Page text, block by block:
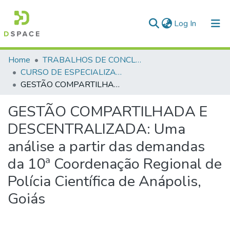
Log In (current)
Communities & Collections
All of DSpace
Home
TRABALHOS DE CONCLUSÃO DE CURSO - CAESP (CURSO DE ESPECIALIZAÇÃO EM ALTOS ESTUDOS EM SEGURANÇA PÚBLICA)
CURSO DE ESPECIALIZAÇÃO EM ALTOS ESTUDOS EM SEGURANÇA PÚBLICA - CAESP - 2024
GESTÃO COMPARTILHADA E DESCENTRALIZADA: Uma análise a partir das demandas da 10ª Coordenação Regional de Polícia Científica de Anápolis, Goiás
GESTÃO COMPARTILHADA E
DESCENTRALIZADA: Uma
análise a partir das demandas
da 10ª Coordenação Regional de
Polícia Científica de Anápolis,
Goiás